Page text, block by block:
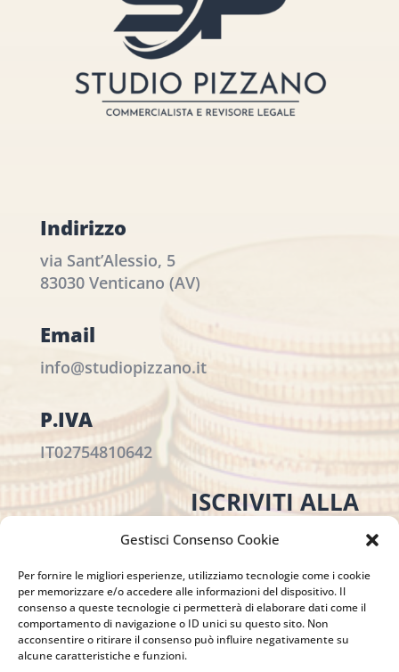
Gestisci Consenso Cookie
Per fornire le migliori esperienze, utilizziamo tecnologie come i cookie
per memorizzare e/o accedere alle informazioni del dispositivo. Il
consenso a queste tecnologie ci permetterà di elaborare dati come il
comportamento di navigazione o ID unici su questo sito. Non
acconsentire o ritirare il consenso può influire negativamente su
alcune caratteristiche e funzioni.
Indirizzo
via Sant’Alessio, 5
83030 Venticano (AV)
Email
info@studiopizzano.it
P.IVA
IT02754810642
ISCRIVITI ALLA
NEWSLETTER
novità, clicca sul pulsante qui sotto e
iscriviti alla nostra newsletter.
ISCRIVITI ALLA